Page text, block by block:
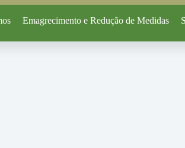
Emagrecimento e Redução de Medidas